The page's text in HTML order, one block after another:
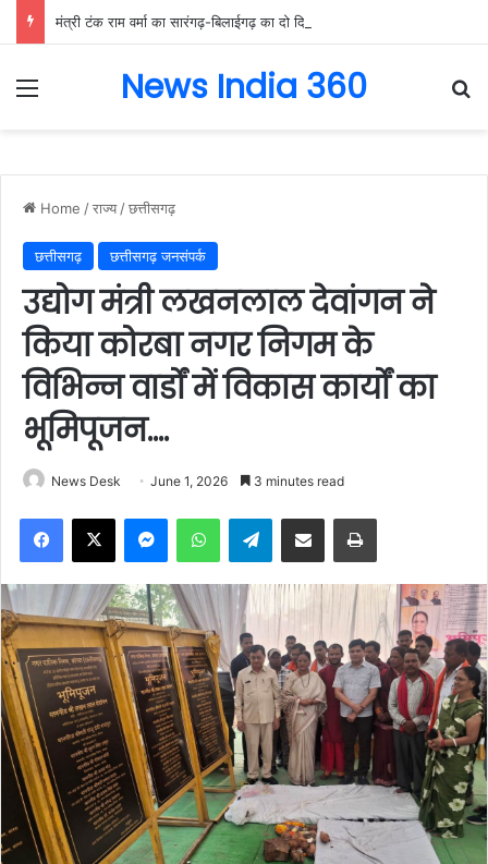
Menu News India 360
Home /राज्य /छत्तीसगढ़
छत्तीसगढ़ छत्तीसगढ़ जनसंपर्क
उद्योग मंत्री लखनलाल देवांगन ने
किया कोरबा नगर निगम के
विभिन्न वार्डों में विकास कार्यों का
भूमिपूजन….
News Desk June 1, 2026 3 minutes read
Facebook
X MessengerWhatsAppTelegramShare via Email Print